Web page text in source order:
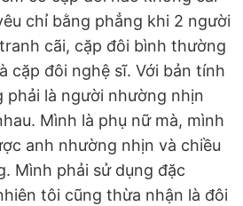
chỉ bằng phẳng khi 2 người
cãi, cặp đôi bình thường
cặp đôi nghệ sĩ. Với bản tính
phải là người nhường nhịn
Mình là phụ nữ mà, mình
anh nhường nhịn và chiều
Mình phải sử dụng đặc
tôi cũng thừa nhận là đôi